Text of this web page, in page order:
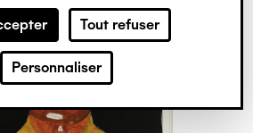
Tout refuser
Personnaliser